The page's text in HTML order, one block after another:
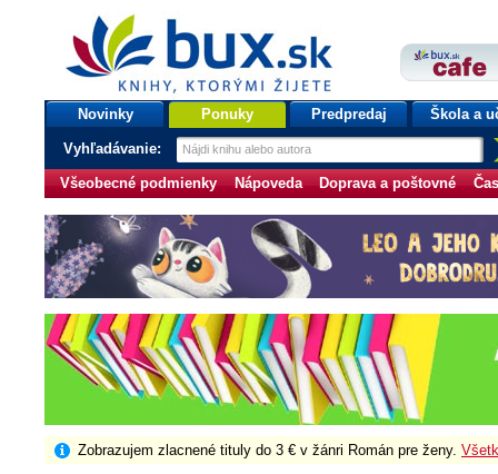
bux.sk
knihy, ktorými žijete
Úvodná stránka
Novinky Ponuky Predpredaj Škola a
Vyhľadávanie:
Všeobecné podmienky Nápoveda Doprava a poštovné
Zobrazujem zlacnené tituly do 3 € v žánri Román pre ženy.